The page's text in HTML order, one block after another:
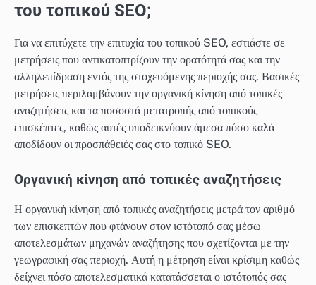
του τοπικού SEO;
Για να επιτύχετε την επιτυχία του τοπικού SEO, εστιάστε σε
μετρήσεις που αντικατοπτρίζουν την ορατότητά σας και την
αλληλεπίδραση εντός της στοχευόμενης περιοχής σας. Βασικές
μετρήσεις περιλαμβάνουν την οργανική κίνηση από τοπικές
αναζητήσεις και τα ποσοστά μετατροπής από τοπικούς
επισκέπτες, καθώς αυτές υποδεικνύουν άμεσα πόσο καλά
αποδίδουν οι προσπάθειές σας στο τοπικό SEO.
Οργανική κίνηση από τοπικές αναζητήσεις
Η οργανική κίνηση από τοπικές αναζητήσεις μετρά τον αριθμό
των επισκεπτών που φτάνουν στον ιστότοπό σας μέσω
αποτελεσμάτων μηχανών αναζήτησης που σχετίζονται με την
γεωγραφική σας περιοχή. Αυτή η μέτρηση είναι κρίσιμη καθώς
δείχνει πόσο αποτελεσματικά κατατάσσεται ο ιστότοπός σας